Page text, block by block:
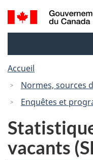
Recherche
et
Accueil
Normes, sources
Enquêtes et
vacants